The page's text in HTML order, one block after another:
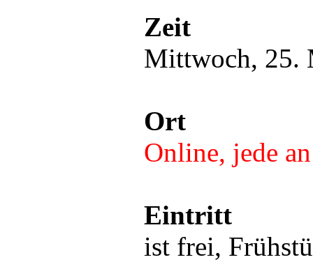
Zeit
Mittwoch, 25.
Ort
Online, jede
Eintritt
ist frei,